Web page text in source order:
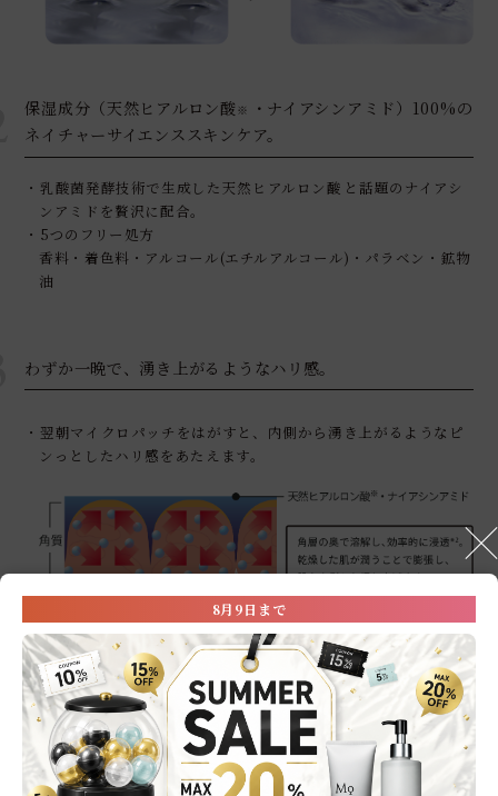
保湿成分（天然ヒアルロン酸 ※
・ナイアシンアミド）100%の
ネイチャーサイエンススキンケア。
・乳酸菌発酵技術で生成した天然ヒアルロン酸
※ と話題のナイアシ
ンアミドを贅沢に配合。
・5つのフリー処方
香料・着色料・アルコール(エチルアルコール)・パラベン・鉱物
油
わずか一晩で、湧き上がるようなハリ感。
・翌朝マイクロパッチをはがすと、内側から湧き上がるようなピ
ンっとしたハリ感をあたえます。
＊1 2枚分の合計数のこと
＊2 角層まで
※ ヒアルロン酸Na
8月9日まで